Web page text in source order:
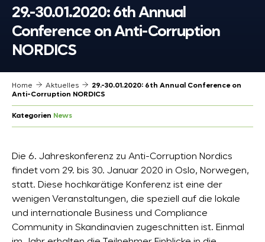
29.-30.01.2020: 6th Annual
Conference on Anti-Corruption
NORDICS
Home Aktuelles
29.-30.01.2020: 6th Annual Conference on
Anti-Corruption NORDICS
Kategorien News
Die 6. Jahreskonferenz zu Anti-Corruption Nordics
findet vom 29. bis 30. Januar 2020 in Oslo, Norwegen,
statt. Diese hochkarätige Konferenz ist eine der
wenigen Veranstaltungen, die speziell auf die lokale
und internationale Business und Compliance
Community in Skandinavien zugeschnitten ist. Einmal